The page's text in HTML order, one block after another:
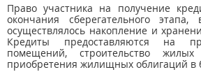
Право участника на получение
окончания сберегательного
осуществлялось накопление и
Кредиты предоставляются на
помещений, строительство
приобретения жилищных облигаций в